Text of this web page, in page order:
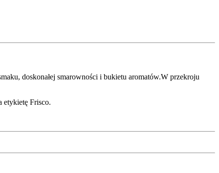
doskonałej smarowności i bukietu aromatów.W przekroju
etykietę Frisco.